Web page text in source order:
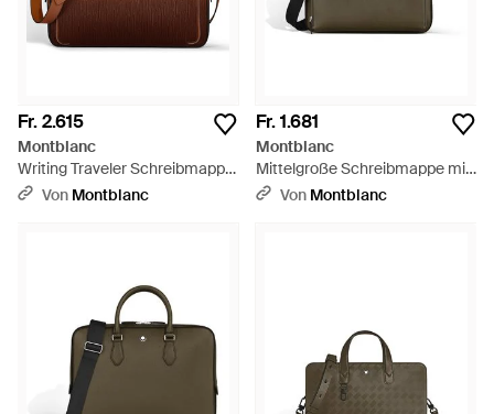
Fr. 2.615
Montblanc
Writing Traveler Schreibmappe
- Braun
Von Montblanc
Fr. 1.681
Montblanc
Mittelgroße Schreibmappe mit
Tasche aus Sartorial Leder -
Von Montblanc